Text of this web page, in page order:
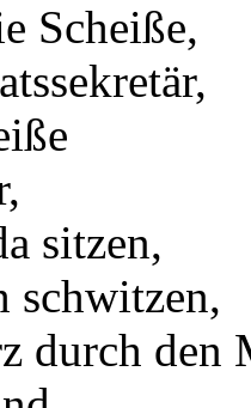
Scheiße,
sitzen,
schwitzen,
durch den